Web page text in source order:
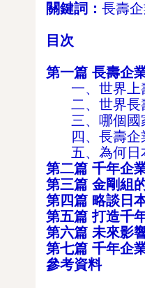
關鍵詞： 長壽
目次
第一篇 長壽企
一、世界上
二、世界長
三、哪個國
四、長壽企
五、為何日
第二篇 千年企
第三篇 金剛組
第四篇 略談日
第五篇 打造千
第六篇 未來影
第七篇 千年企
參考資料